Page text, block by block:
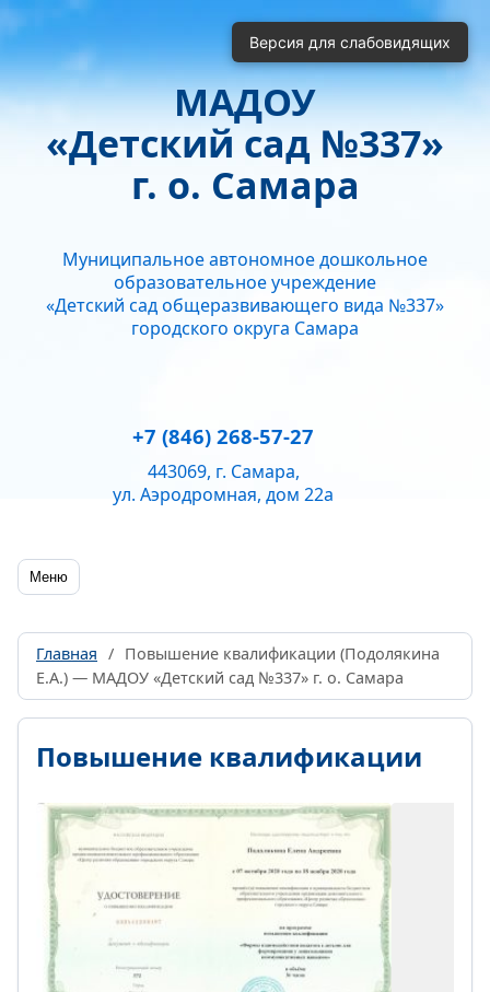
МАДОУ
«Детский сад №337»
г. о. Самара
Муниципальное автономное дошкольное
образовательное учреждение
«Детский сад общеразвивающего вида №337»
городского округа Самара
+7 (846) 268-57-27
443069, г. Самара,
ул. Аэродромная, дом 22а
Меню
Главная / Повышение квалификации (Подолякина
Е.А.) — МАДОУ «Детский сад №337» г. о. Самара
Повышение квалификации
Версия для слабовидящих
Монохромные изображения
Отключить Flash
Кернинг
Стандартный Средний Большой
Интервал
Полуторный Двойной
Без засечек С засечками
Нормально